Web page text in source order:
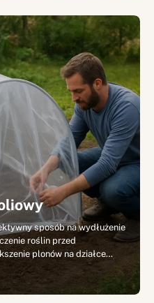
sposób na wydłużenie
roślin przed
plonów na działce…